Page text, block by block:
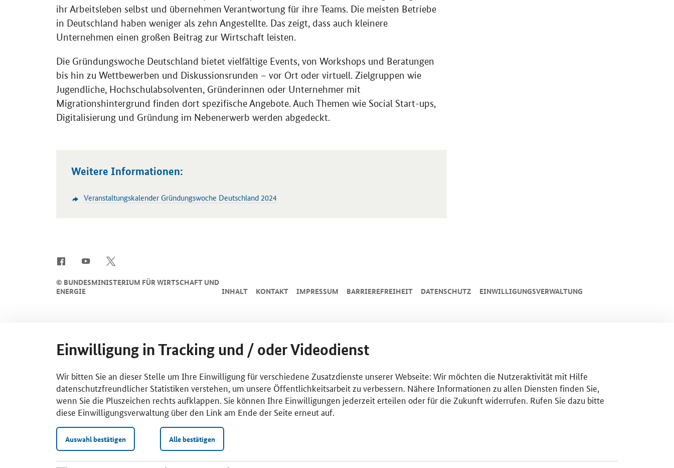
ihr Arbeitsleben selbst und übernehmen Verantwortung für ihre Teams. Die meisten Betriebe
in Deutschland haben weniger als zehn Angestellte. Das zeigt, dass auch kleinere
Unternehmen einen großen Beitrag zur Wirtschaft leisten.
Die Gründungswoche Deutschland bietet vielfältige Events, von Workshops und Beratungen
bis hin zu Wettbewerben und Diskussionsrunden – vor Ort oder virtuell. Zielgruppen wie
Jugendliche, Hochschulabsolventen, Gründerinnen oder Unternehmer mit
Migrationshintergrund finden dort spezifische Angebote. Auch Themen wie Social Start-ups,
Digitalisierung und Gründung im Nebenerwerb werden abgedeckt.
Weitere Informationen:
Veranstaltungskalender Gründungswoche Deutschland 2024
SrOnlyServicemenü
© BUNDESMINISTERIUM FÜR WIRTSCHAFT UND
ENERGIE
INHALT KONTAKT IMPRESSUM BARRIEREFREIHEIT DATENSCHUTZ EINWILLIGUNGSVERWALTUNG
Einwilligung in Tracking und / oder Videodienst
Wir bitten Sie an dieser Stelle um Ihre Einwilligung für verschiedene Zusatzdienste unserer Webseite: Wir möchten die Nutzeraktivität mit Hilfe
datenschutzfreundlicher Statistiken verstehen, um unsere Öffentlichkeitsarbeit zu verbessern. Nähere Informationen zu allen Diensten finden Sie,
wenn Sie die Pluszeichen rechts aufklappen. Sie können Ihre Einwilligungen jederzeit erteilen oder für die Zukunft widerrufen. Rufen Sie dazu bitte
diese Einwilligungsverwaltung über den Link am Ende der Seite erneut auf.
Auswahl bestätigen Alle bestätigen